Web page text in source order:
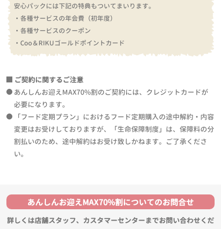
安心パックには下記の特典もついてまいります。
・各種サービスの年会費（初年度）
・各種サービスのクーポン
・Coo＆RIKUゴールドポイントカード
ご契約に関するご注意
あんしんお迎えMAX70%割のご契約には、クレジットカードが
必要になります。
「フード定期プラン」におけるフード定期購入の途中解約・内容
変更はお受けしておりますが、「生命保障制度」は、保障料の分
割払いのため、途中解約はお受け致しかねます。ご了承くださ
い。
あんしんお迎えMAX70%割についてのお問合せ
詳しくは店舗スタッフ、カスタマーセンターまでお問い合わせくだ